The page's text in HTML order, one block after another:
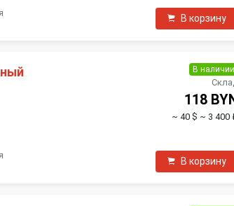
В корзину
В наличии
118
~ 40 $ ~ 3 400
В корзину